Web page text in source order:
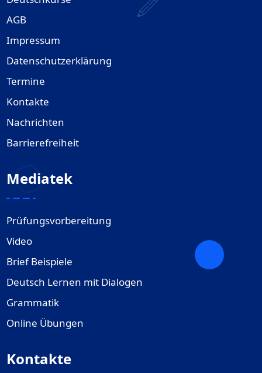
AGB
Impressum
Datenschutzerklärung
Termine
Kontakte
Nachrichten
Barrierefreiheit
Mediatek
Prüfungsvorbereitung
Video
Brief Beispiele
Deutsch Lernen mit Dialogen
Grammatik
Online Übungen
Kontakte